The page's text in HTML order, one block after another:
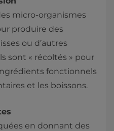
micro-organismes
produire des
ou d’autres
sont « récoltés » pour
fonctionnels
et les boissons.
en donnant des